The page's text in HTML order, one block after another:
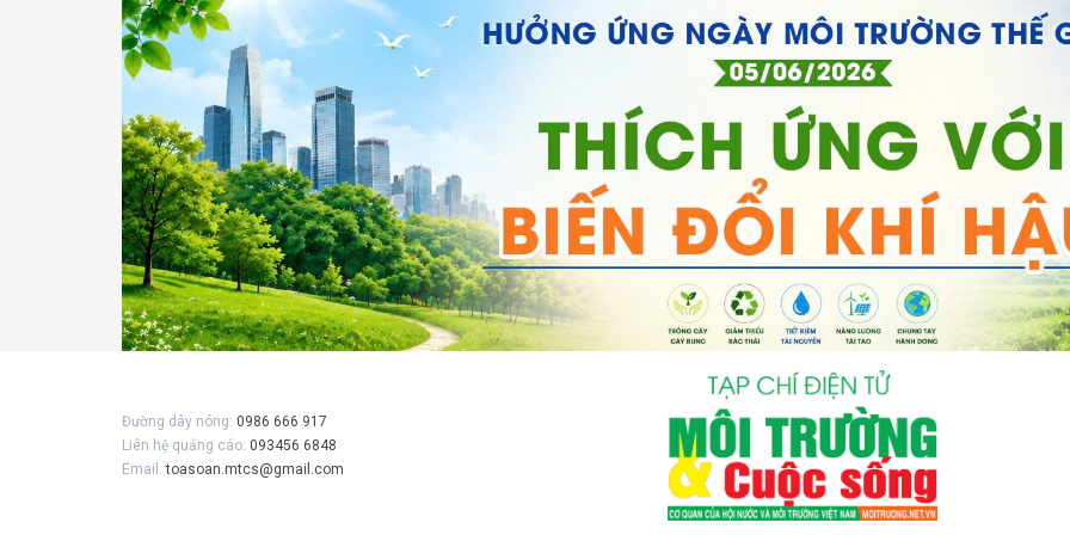
Đường dây nóng: 0986 666 917
Liên hệ quảng cáo: 093456 6848
Email:toasoan.mtcs@gmail.com
Gửi bình luận